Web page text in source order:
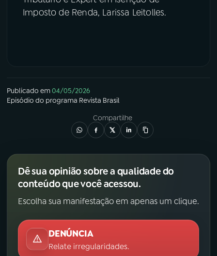
Imposto de Renda, Larissa Leitolles.
Publicado em04/05/2026
Episódio do programa Revista Brasil
Compartilhe
Dê sua opinião sobre a qualidade do
conteúdo que você acessou.
Escolha sua manifestação em apenas um clique.
DENÚNCIA
Relate irregularidades.